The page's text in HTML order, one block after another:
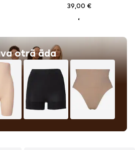
otrā āda
39,00 €